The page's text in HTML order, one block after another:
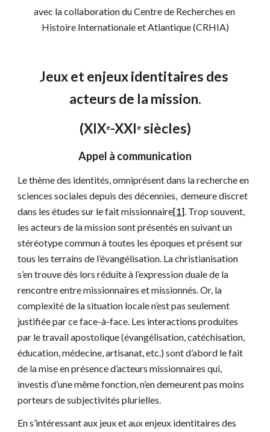
avec la collaboration du Centre de Recherches en
Histoire Internationale et Atlantique (CRHIA)
Jeux et enjeux identitaires des
acteurs de la mission.
(XIXe-XXI e siècles)
Appel à communication
Le thème des identités, omniprésent dans la recherche en
sciences sociales depuis des décennies,  demeure discret
dans les études sur le fait missionnaire[1]. Trop souvent,
les acteurs de la mission sont présentés en suivant un
stéréotype commun à toutes les époques et présent sur
tous les terrains de l’évangélisation. La christianisation
s’en trouve dès lors réduite à l’expression duale de la
rencontre entre missionnaires et missionnés. Or, la
complexité de la situation locale n’est pas seulement
justifiée par ce face-à-face. Les interactions produites
par le travail apostolique (évangélisation, catéchisation,
éducation, médecine, artisanat, etc.) sont d’abord le fait
de la mise en présence d’acteurs missionnaires qui,
investis d’une même fonction, n’en demeurent pas moins
porteurs de subjectivités plurielles.
En s’intéressant aux jeux et aux enjeux identitaires des